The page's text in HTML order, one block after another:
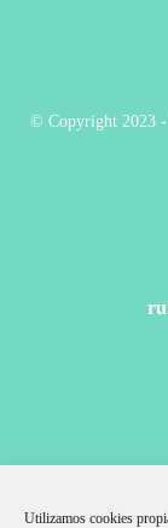
Utilizamos cookies
© Copyright 2023 -